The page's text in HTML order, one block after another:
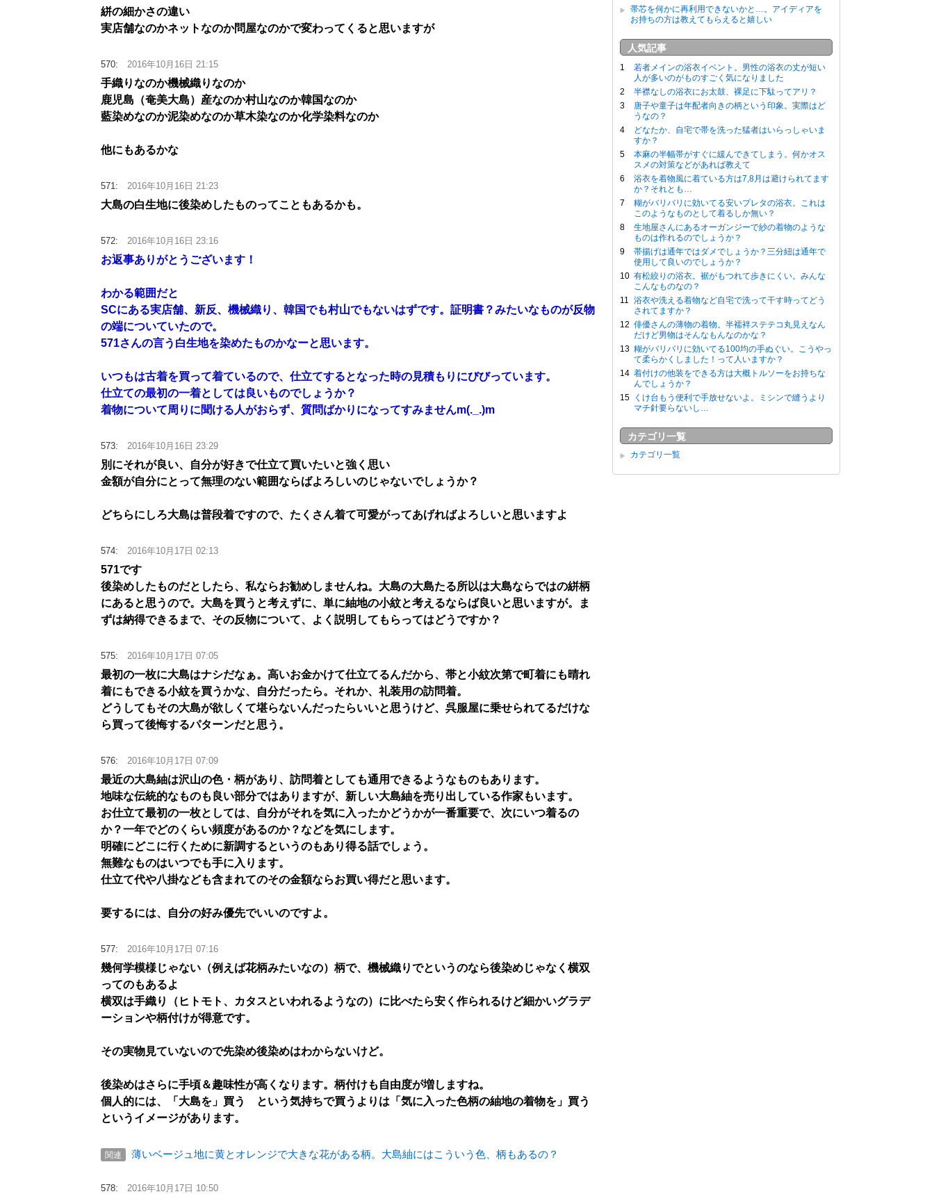
絣の細かさの違い
実店舗なのかネットなのか問屋なのかで変わってくると思いますが
570: 2016年10月16日 21:15
手織りなのか機械織りなのか
鹿児島（奄美大島）産なのか村山なのか韓国なのか
藍染めなのか泥染めなのか草木染なのか化学染料なのか
他にもあるかな
571: 2016年10月16日 21:23
大島の白生地に後染めしたものってこともあるかも。
572: 2016年10月16日 23:16
お返事ありがとうございます！
わかる範囲だと
SCにある実店舗、新反、機械織り、韓国でも村山でもないはずです。証明書？みたいなものが反物
の端についていたので。
571さんの言う白生地を染めたものかなーと思います。
いつもは古着を買って着ているので、仕立てするとなった時の見積もりにびびっています。
仕立ての最初の一着としては良いものでしょうか？
着物について周りに聞ける人がおらず、質問ばかりになってすみませんm(._.)m
573: 2016年10月16日 23:29
別にそれが良い、自分が好きで仕立て買いたいと強く思い
金額が自分にとって無理のない範囲ならばよろしいのじゃないでしょうか？
どちらにしろ大島は普段着ですので、たくさん着て可愛がってあげればよろしいと思いますよ
574: 2016年10月17日 02:13
571です
後染めしたものだとしたら、私ならお勧めしませんね。大島の大島たる所以は大島ならではの絣柄
にあると思うので。大島を買うと考えずに、単に紬地の小紋と考えるならば良いと思いますが。ま
ずは納得できるまで、その反物について、よく説明してもらってはどうですか？
575: 2016年10月17日 07:05
最初の一枚に大島はナシだなぁ。高いお金かけて仕立てるんだから、帯と小紋次第で町着にも晴れ
着にもできる小紋を買うかな、自分だったら。それか、礼装用の訪問着。
どうしてもその大島が欲しくて堪らないんだったらいいと思うけど、呉服屋に乗せられてるだけな
ら買って後悔するパターンだと思う。
576: 2016年10月17日 07:09
最近の大島紬は沢山の色・柄があり、訪問着としても通用できるようなものもあります。
地味な伝統的なものも良い部分ではありますが、新しい大島紬を売り出している作家もいます。
お仕立て最初の一枚としては、自分がそれを気に入ったかどうかが一番重要で、次にいつ着るの
か？一年でどのくらい頻度があるのか？などを気にします。
明確にどこに行くために新調するというのもあり得る話でしょう。
無難なものはいつでも手に入ります。
仕立て代や八掛なども含まれてのその金額ならお買い得だと思います。
要するには、自分の好み優先でいいのですよ。
577: 2016年10月17日 07:16
幾何学模様じゃない（例えば花柄みたいなの）柄で、機械織りでというのなら後染めじゃなく横双
ってのもあるよ
横双は手織り（ヒトモト、カタスといわれるようなの）に比べたら安く作られるけど細かいグラデ
ーションや柄付けが得意です。
その実物見ていないので先染め後染めはわからないけど。
後染めはさらに手頃＆趣味性が高くなります。柄付けも自由度が増しますね。
個人的には、「大島を」買う という気持ちで買うよりは「気に入った色柄の紬地の着物を」買う
というイメージがあります。
関連 薄いベージュ地に黄とオレンジで大きな花がある柄。大島紬にはこういう色、柄もあるの？
578: 2016年10月17日 10:50
帯芯を何かに再利用できないかと…。アイディアを
お持ちの方は教えてもらえると嬉しい
人気記事
若者メインの浴衣イベント。男性の浴衣の丈が短い
人が多いのがものすごく気になりました
半襟なしの浴衣にお太鼓、裸足に下駄ってアリ？
唐子や童子は年配者向きの柄という印象。実際はど
うなの？
どなたか、自宅で帯を洗った猛者はいらっしゃいま
すか？
本麻の半幅帯がすぐに緩んできてしまう。何かオス
スメの対策などがあれば教えて
浴衣を着物風に着ている方は7,8月は避けられてます
か？それとも…
糊がバリバリに効いてる安いプレタの浴衣。これは
このようなものとして着るしか無い？
生地屋さんにあるオーガンジーで紗の着物のような
ものは作れるのでしょうか？
帯揚げは通年ではダメでしょうか？三分紐は通年で
使用して良いのでしょうか？
有松絞りの浴衣。裾がもつれて歩きにくい。みんな
こんなものなの？
浴衣や洗える着物など自宅で洗って干す時ってどう
されてますか？
俳優さんの薄物の着物。半襦袢ステテコ丸見えなん
だけど男物はそんなもんなのかな？
糊がバリバリに効いてる100均の手ぬぐい。こうやっ
て柔らかくしました！って人いますか？
着付けの他装をできる方は大概トルソーをお持ちな
んでしょうか？
くけ台もう便利で手放せないよ。ミシンで縫うより
マチ針要らないし…
カテゴリ一覧
カテゴリ一覧